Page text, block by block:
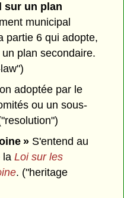
sur un plan
municipal
partie 6 qui adopte,
plan secondaire.
adoptée par le
ou un sous-
»S'entend au
laLoi sur les
. ("heritage